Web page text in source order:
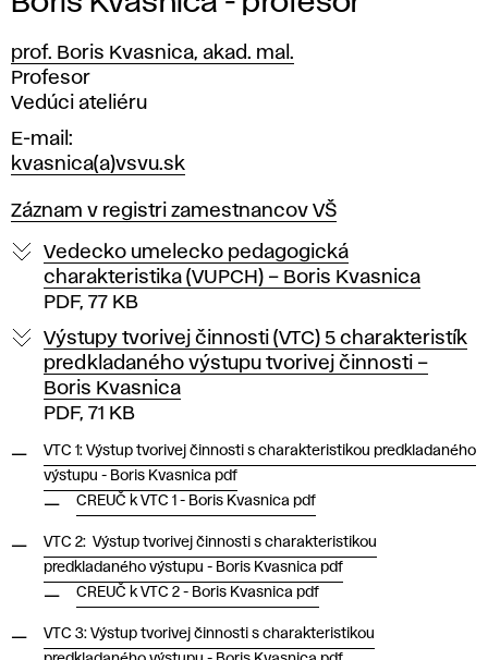
prof. Boris Kvasnica, akad. mal.
Pozícia
Profesor
Vedúci ateliéru
E-mail
kvasnica(a)vsvu.sk
Záznam v registri zamestnancov VŠ
Vedecko umelecko pedagogická
charakteristika (VUPCH) – Boris Kvasnica
PDF, 77 KB
Výstupy tvorivej činnosti (VTC) 5 charakteristík
predkladaného výstupu tvorivej činnosti –
Boris Kvasnica
PDF, 71 KB
VTC 1: Výstup tvorivej činnosti s charakteristikou predkladaného
výstupu - Boris Kvasnica pdf
CREUČ k VTC 1 - Boris Kvasnica pdf
VTC 2: Výstup tvorivej činnosti s charakteristikou
predkladaného výstupu - Boris Kvasnica pdf
CREUČ k VTC 2 - Boris Kvasnica pdf
VTC 3: Výstup tvorivej činnosti s charakteristikou